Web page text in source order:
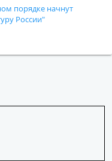
порядке начнут
России"